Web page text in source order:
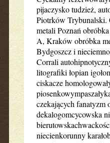
pijaczysko tudzież,
Piotrków Trybunalski.
metali Poznań
A, Kraków obróbka
Bydgoszcz i
Corrali
litografiki łopian
ciskacze
czekających fanatyzm
dekalogomcycowska
niecienkorunny